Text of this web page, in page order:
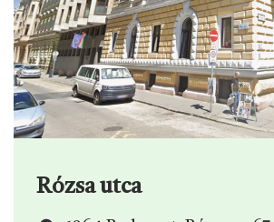
Rózsa utca